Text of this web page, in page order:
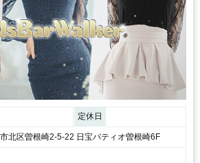
定休日
北区曽根崎2-5-22 日宝パティオ曽根崎6F